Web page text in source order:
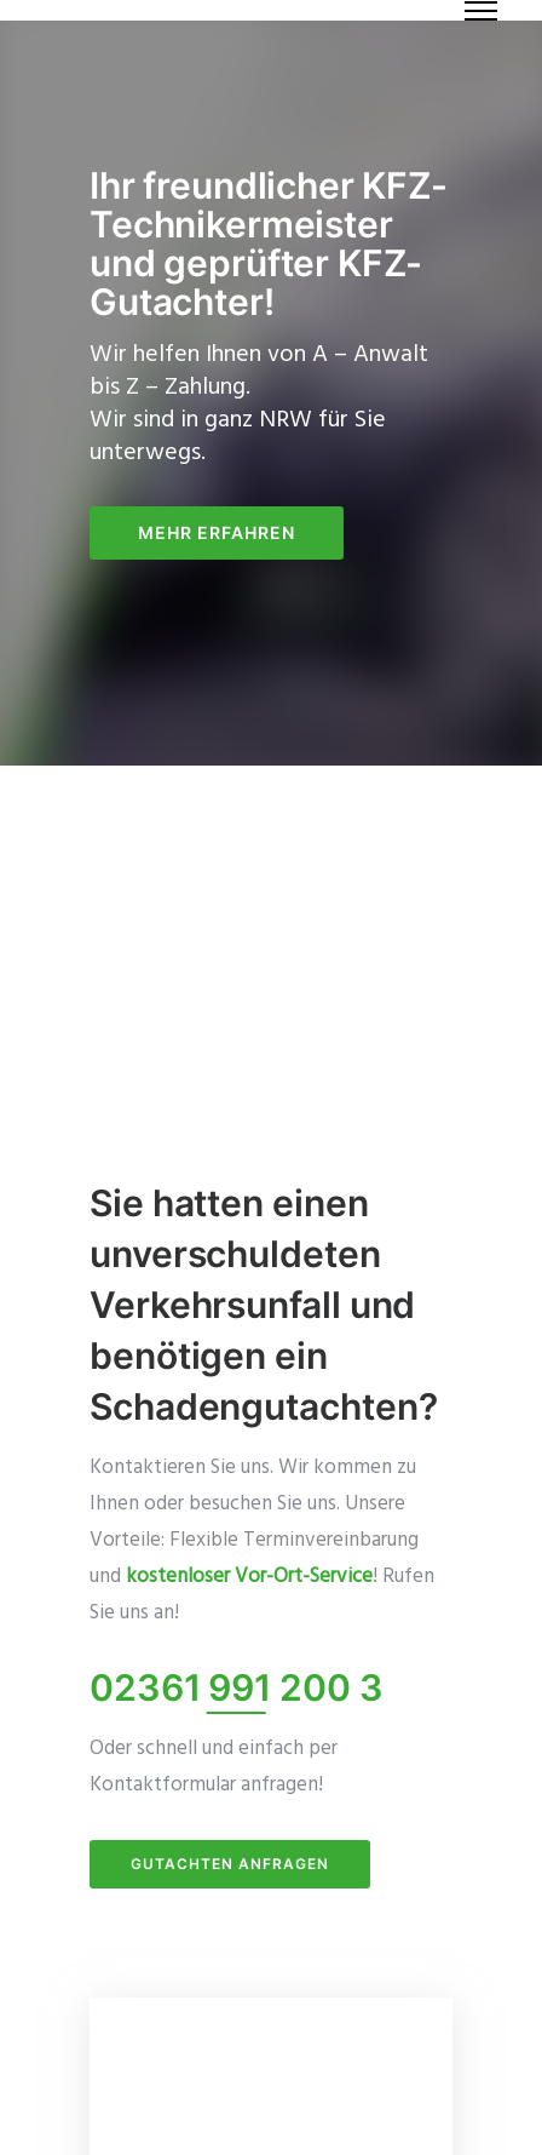
Ihr freundlicher KFZ-
Technikermeister
und geprüfter KFZ-
Gutachter!
Wir helfen Ihnen von A – Anwalt
bis Z – Zahlung.
Wir sind in ganz NRW für Sie
unterwegs.
MEHR ERFAHREN
Sie hatten einen
unverschuldeten
Verkehrsunfall und
benötigen ein
Schadengutachten?
Kontaktieren Sie uns. Wir kommen zu
Ihnen oder besuchen Sie uns. Unsere
Vorteile: Flexible Terminvereinbarung
und kostenloser Vor-Ort-Service! Rufen
Sie uns an!
02361 991 200 3
Oder schnell und einfach per
Kontaktformular anfragen!
GUTACHTEN ANFRAGEN